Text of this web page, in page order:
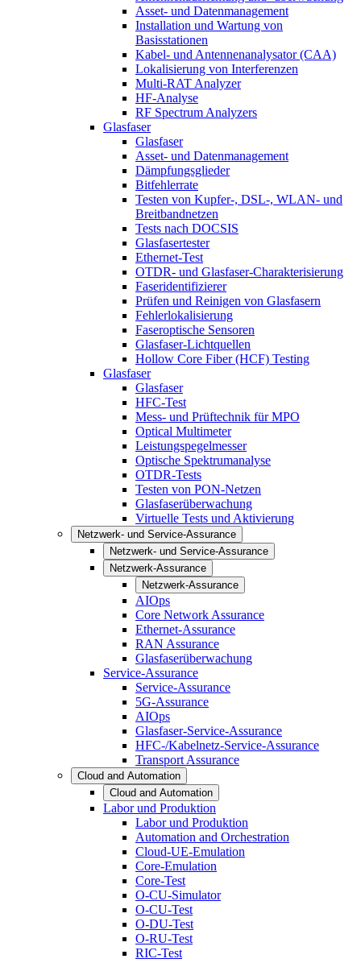
Asset- und Datenmanagement
Installation und Wartung von
Basisstationen
Kabel- und Antennenanalysator (CAA)
Lokalisierung von Interferenzen
Multi-RAT Analyzer
HF-Analyse
RF Spectrum Analyzers
Glasfaser
Glasfaser
Asset- und Datenmanagement
Dämpfungsglieder
Bitfehlerrate
Testen von Kupfer-, DSL-, WLAN- und
Breitbandnetzen
Tests nach DOCSIS
Glasfasertester
Ethernet-Test
OTDR- und Glasfaser-Charakterisierung
Faseridentifizierer
Prüfen und Reinigen von Glasfasern
Fehlerlokalisierung
Faseroptische Sensoren
Glasfaser-Lichtquellen
Hollow Core Fiber (HCF) Testing
Glasfaser
Glasfaser
HFC-Test
Mess- und Prüftechnik für MPO
Optical Multimeter
Leistungspegelmesser
Optische Spektrumanalyse
OTDR-Tests
Testen von PON-Netzen
Glasfaserüberwachung
Virtuelle Tests und Aktivierung
Netzwerk- und Service-Assurance
Netzwerk- und Service-Assurance
Netzwerk-Assurance
Netzwerk-Assurance
AIOps
Core Network Assurance
Ethernet-Assurance
RAN Assurance
Glasfaserüberwachung
Service-Assurance
Service-Assurance
5G-Assurance
AIOps
Glasfaser-Service-Assurance
HFC-/Kabelnetz-Service-Assurance
Transport Assurance
Cloud and Automation
Cloud and Automation
Labor und Produktion
Labor und Produktion
Automation and Orchestration
Cloud-UE-Emulation
Core-Emulation
Core-Test
O-CU-Simulator
O-CU-Test
O-DU-Test
O-RU-Test
RIC-Test